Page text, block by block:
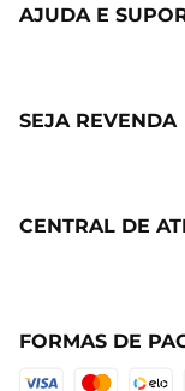
AJUDA E
SEJA REVENDA
CENTRAL DE
FORMAS DE